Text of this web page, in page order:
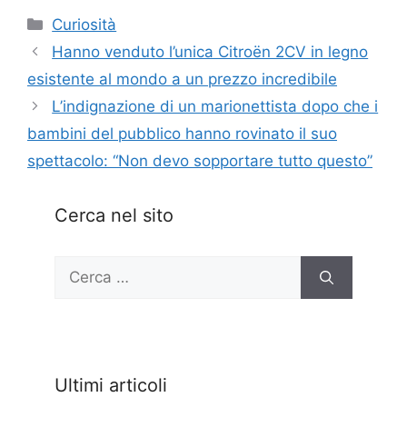
Categorie
Curiosità
Hanno venduto l’unica Citroën 2CV in legno
esistente al mondo a un prezzo incredibile
L’indignazione di un marionettista dopo che i
bambini del pubblico hanno rovinato il suo
spettacolo: “Non devo sopportare tutto questo”
Cerca nel sito
Ricerca
Ultimi articoli